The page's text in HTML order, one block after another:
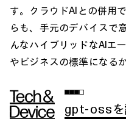
す。クラウドAIとの併用
らも、手元のデバイスで
んなハイブリッドなAIエ
やビジネスの標準になる
gpt-ossを